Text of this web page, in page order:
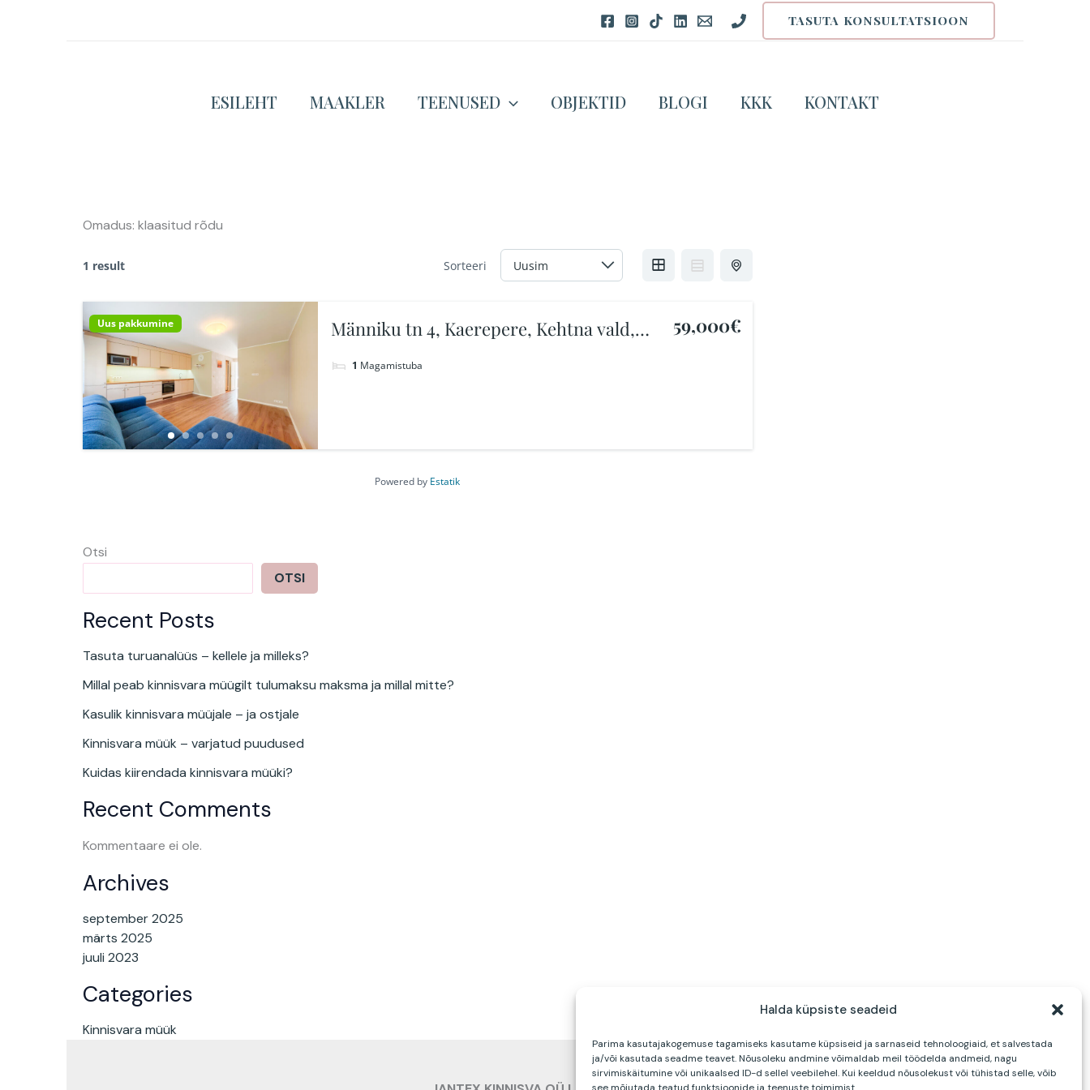
Halda küpsiste seadeid
Parima kasutajakogemuse tagamiseks kasutame küpsiseid ja sarnaseid tehnoloogiaid, et salvestada
ja/või kasutada seadme teavet. Nõusoleku andmine võimaldab meil töödelda andmeid, nagu
sirvimiskäitumine või unikaalsed ID-d sellel veebilehel. Kui keeldud nõusolekust või tühistad selle, võib
TASUTA KONSULTATSIOON
ESILEHT MAAKLER TEENUSED OBJEKTID BLOGI KKK KONTAKT
Omadus: klaasitud rõdu
1 result Sorteeri
Uus pakkumine
Männiku tn 4, Kaerepere, Kehtna vald,
Raplamaa
1 Magamistuba
59,000€
Powered by Estatik
Otsi
OTSI
Recent Posts
Tasuta turuanalüüs – kellele ja milleks?
Millal peab kinnisvara müügilt tulumaksu maksma ja millal mitte?
Kasulik kinnisvara müüjale – ja ostjale
Kinnisvara müük – varjatud puudused
Kuidas kiirendada kinnisvara müüki?
Recent Comments
Kommentaare ei ole.
Archives
september 2025
märts 2025
juuli 2023
Categories
Kinnisvara müük